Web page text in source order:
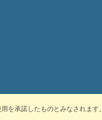
を承諾したものとみなされます。